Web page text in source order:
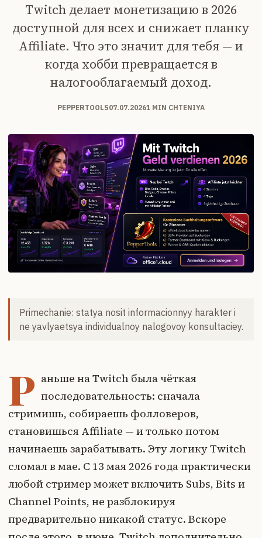
Twitch делает монетизацию в 2026
доступной для всех и снижает планку
Affiliate. Что это значит для тебя — и
когда хобби превращается в
налогооблагаемый доход.
PEPPERTOOLS07.07.20261 MIN CHTENIYA
Primechanie: statya nosit informacionnyy harakter i
ne yavlyaetsya individualnoy nalogovoy konsultaciey.
Р аньше на Twitch была чёткая
последовательность: сначала
стримишь, собираешь фолловеров,
становишься Affiliate — и только потом
начинаешь зарабатывать. Эту логику Twitch
сломал в мае. С 13 мая 2026 года практически
любой стример может включить Subs, Bits и
Channel Points, не разблокируя
предварительно никакой статус. Вскоре